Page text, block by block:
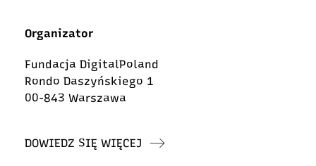
Organizator
Fundacja DigitalPoland
Rondo Daszyńskiego 1
00-843 Warszawa
DOWIEDZ SIĘ WIĘCEJ